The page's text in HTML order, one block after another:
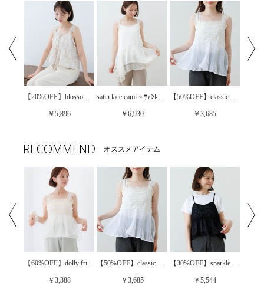
【20%OFF】blossom jacquard top～ﾌﾞﾛｯｻﾑｼﾞｬｶﾞｰﾄﾞﾄｯﾌﾟ
￥5,896
satin lace cami～ｻﾃﾝﾚｰｽｷｬﾐ
￥6,930
【50%OFF】classic pleats bustier～ｸﾗｼｯｸﾌﾟﾘｰﾂﾋﾞｽﾁｪ
￥3,685
RECOMMEND オススメアイテム
【60%OFF】dolly frill bustier～ﾄﾞｰﾘｰﾌﾘﾙﾋﾞｽﾁｪ
￥3,388
【50%OFF】classic pleats bustier～ｸﾗｼｯｸﾌﾟﾘｰﾂﾋﾞｽﾁｪ
￥3,685
【30%OFF】sparkle bloom bustier～ｽﾊﾟｰｸﾙﾌﾞﾙｰﾑﾋﾞｽﾁｪ
￥5,544